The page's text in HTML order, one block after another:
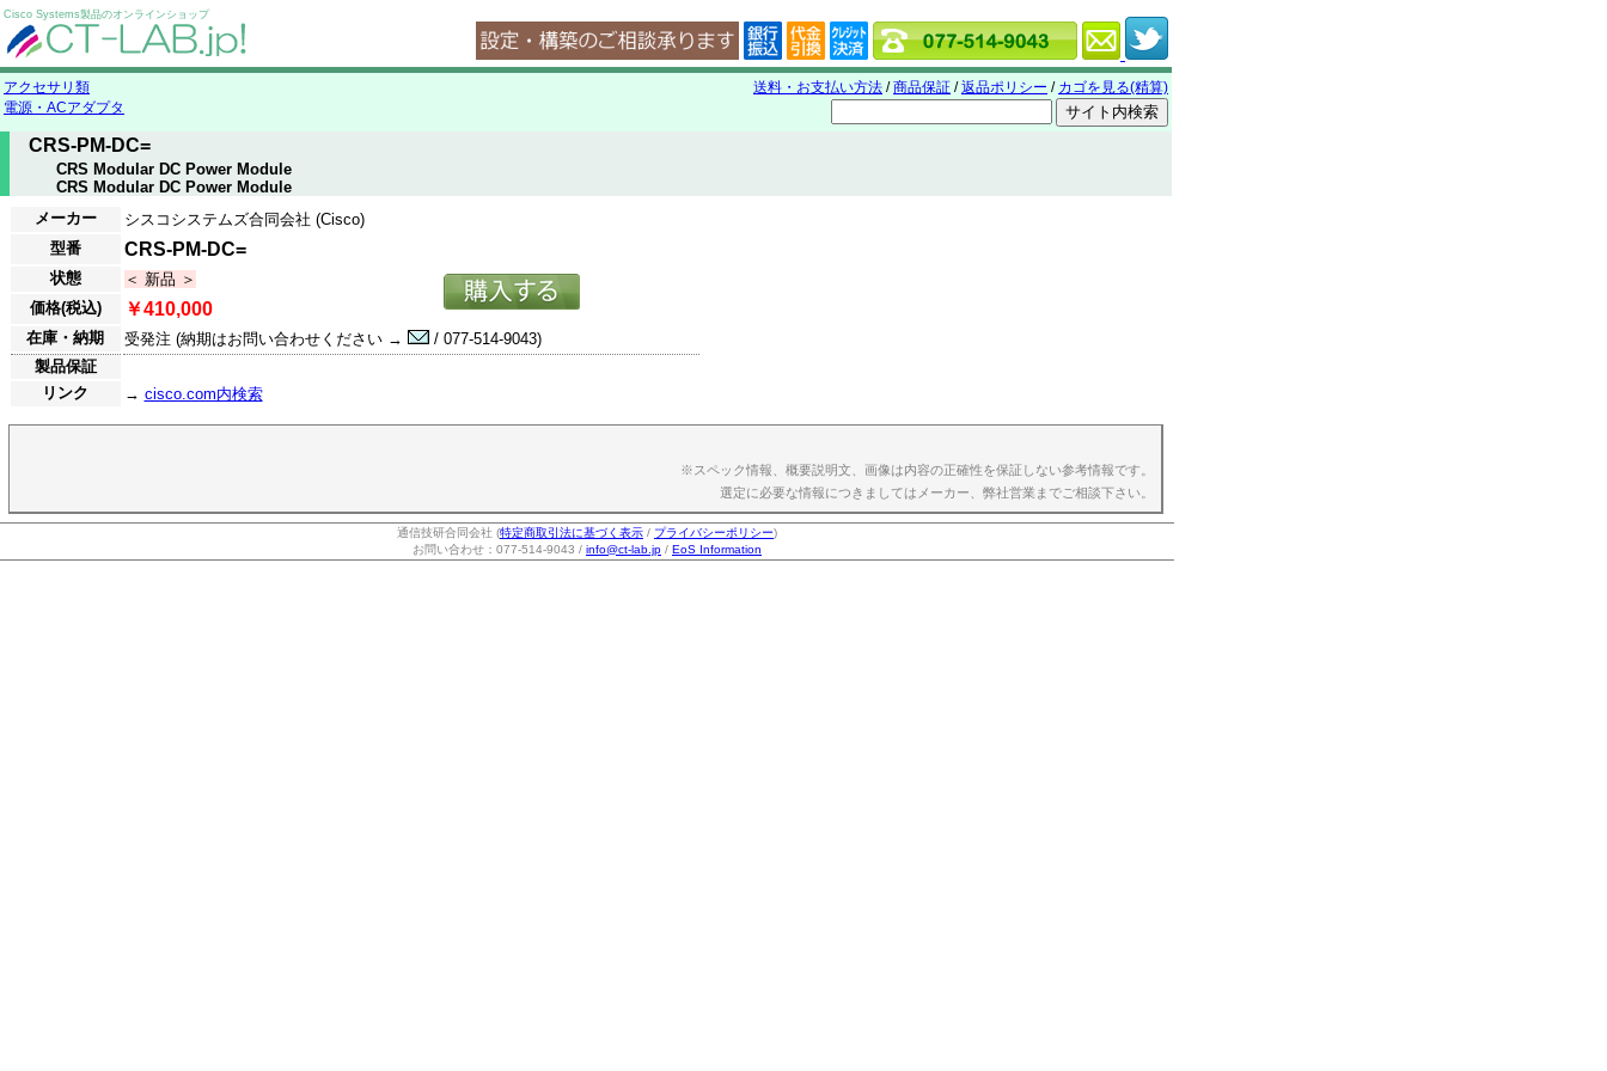
Cisco Systems製品のオンラインショップ
アクセサリ類
電源・ACアダプタ
送料・お支払い方法 /商品保証 /返品ポリシー / カゴを見る(精算)
CRS-PM-DC=
CRS Modular DC Power Module
CRS Modular DC Power Module
メーカー
シスコシステムズ合同会社 (Cisco)
型番
CRS-PM-DC=
状態
＜ 新品 ＞
価格(税込)
￥410,000
在庫・納期 受発注 (納期はお問い合わせください →
/ 077-514-9043)
製品保証
リンク
→ cisco.com内検索
※スペック情報、概要説明文、画像は内容の正確性を保証しない参考情報です。
選定に必要な情報につきましてはメーカー、弊社営業までご相談下さい。
通信技研合同会社 (特定商取引法に基づく表示 / プライバシーポリシー)
お問い合わせ：077-514-9043 / info@ct-lab.jp / EoS Information